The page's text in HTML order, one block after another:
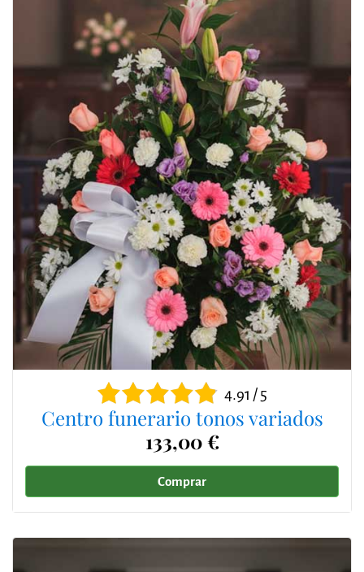
4.91 / 5
Centro funerario tonos variados
133,00 €
Comprar